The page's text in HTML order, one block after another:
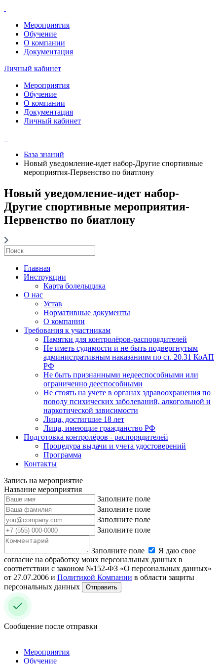
Мероприятия
Обучение
О компании
Документация
Личный кабинет
Мероприятия
Обучение
О компании
Документация
Личный кабинет
База знаний
Новый уведомление-идет набор-Другие спортивные
мероприятия-Первенство по биатлону
Новый уведомление-идет набор-
Другие спортивные мероприятия-
Первенство по биатлону
Главная
Инструкции
Карта болельщика
О нас
Устав
Нормативные документы
О компании
Требования к участникам
Памятки для контролёров-распорядителей
Не иметь судимости и не быть подвергнутым
административным наказаниям по ст. 20.31 КоАП
РФ
Не быть признанными недееспособными или
ограниченно дееспособными
Не стоять на учете в органах здравоохранения по
поводу психических заболеваний, алкогольной и
наркотической зависимости
Лица, достигшие 18 лет
Лица, имеющие гражданство РФ
Подготовка контролёров - распорядителей
Процедура выдачи и учета удостоверений
Программа
Контакты
Запись на мероприятие
Название мероприятия
Заполните поле
Заполните поле
Заполните поле
Заполните поле
Заполните поле
Я даю свое
согласие на обработку моих персональных данных в
соответствии с законом №152-ФЗ «О персональных данных»
от 27.07.2006 и Политикой Компании в области защиты
персональных данных
Отправить
Сообщение после отправки
Мероприятия
Обучение